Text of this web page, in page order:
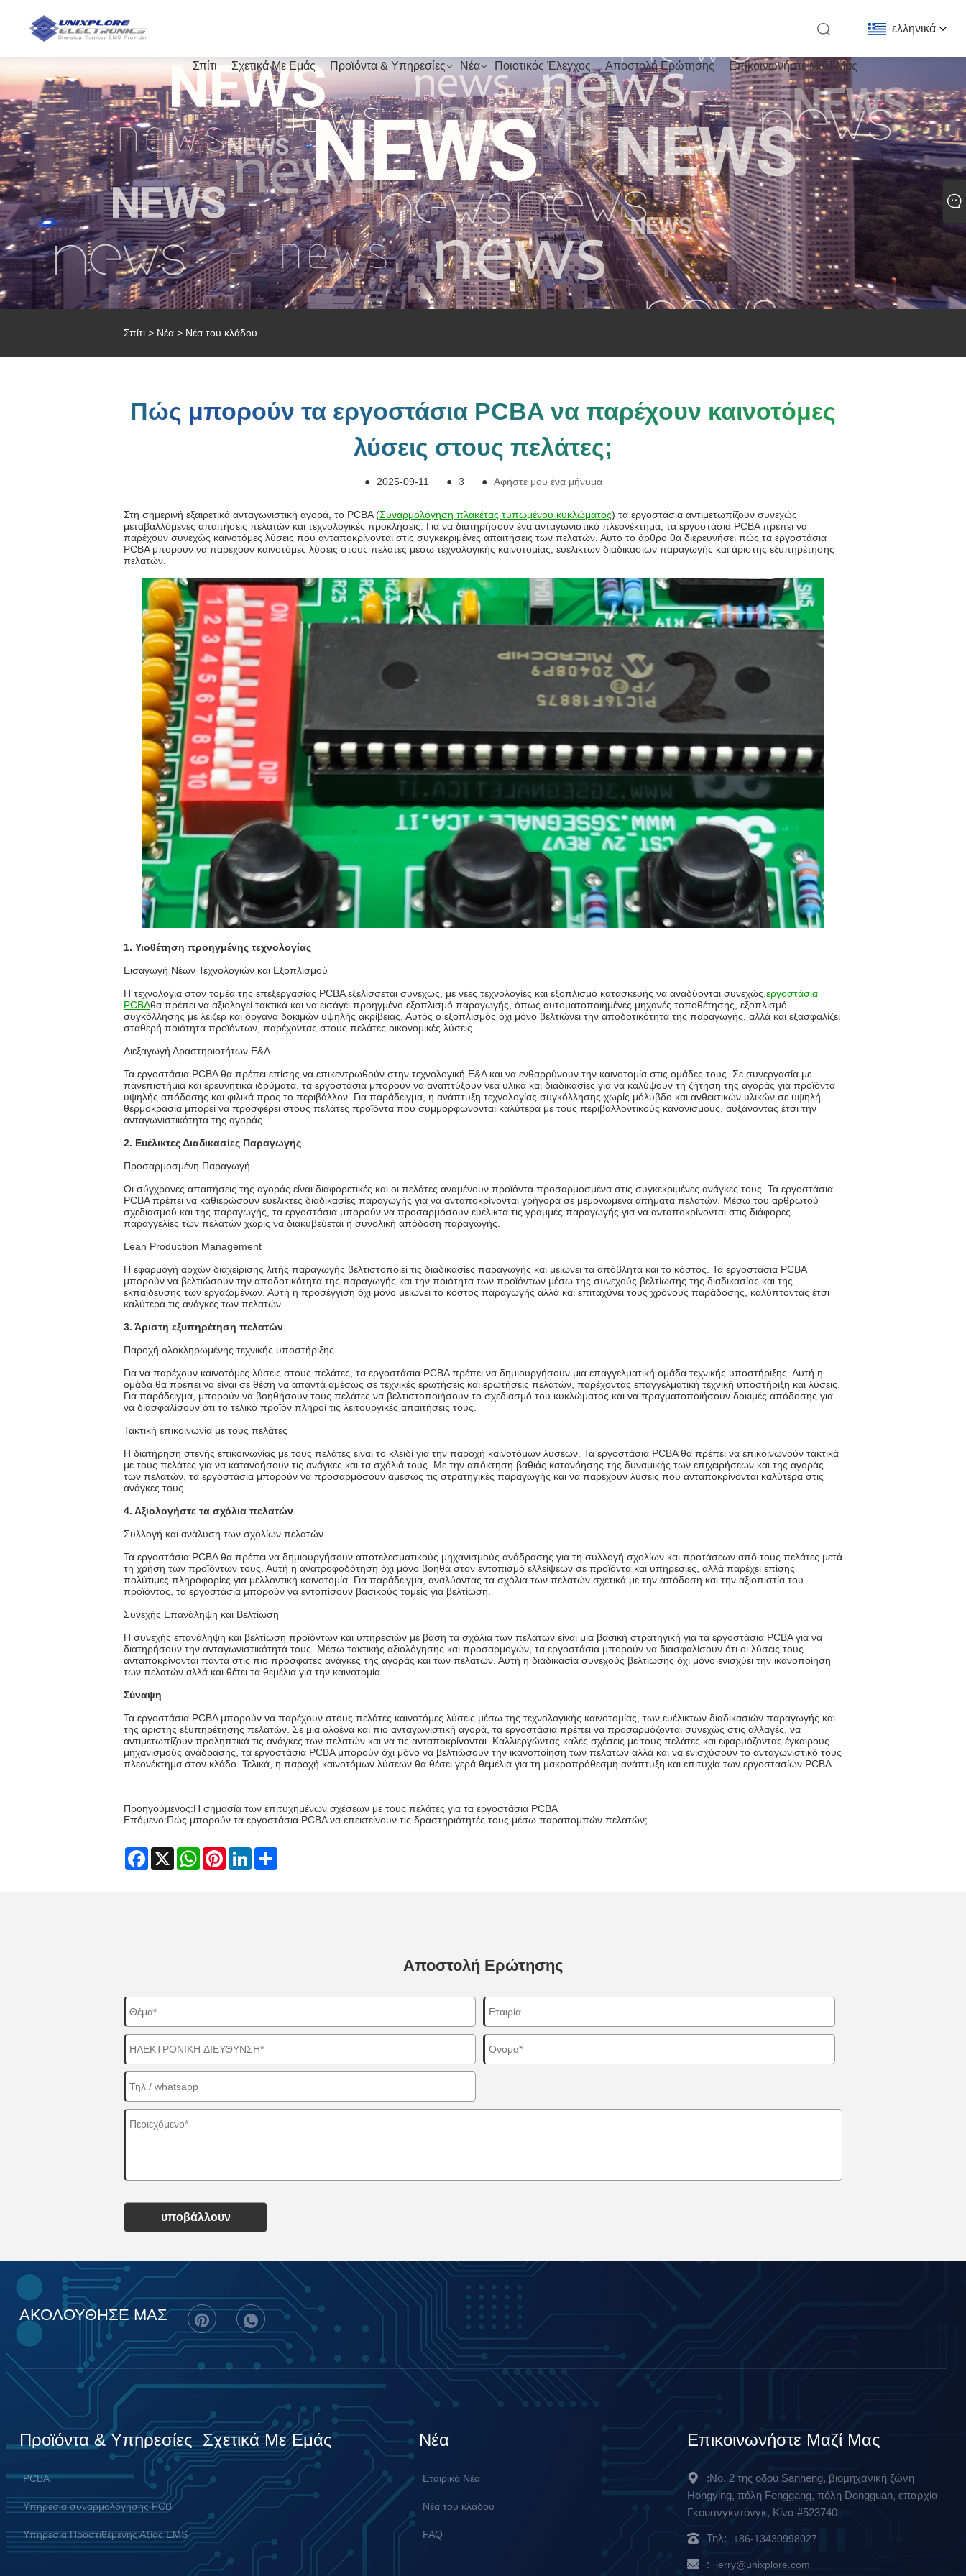
ελληνικά
Σπίτι Σχετικά Με Εμάς Προϊόντα & Υπηρεσίες Νέα Ποιοτικός Έλεγχος Αποστολή Ερώτησης Επικοινωνήστε Μαζί Μας
Σπίτι > Νέα > Νέα του κλάδου
Πώς μπορούν τα εργοστάσια PCBA να παρέχουν καινοτόμες
λύσεις στους πελάτες;
● 2025-09-11 ● 3 ● Αφήστε μου ένα μήνυμα
Στη σημερινή εξαιρετικά ανταγωνιστική αγορά, το PCBA (Συναρμολόγηση πλακέτας τυπωμένου κυκλώματος) τα εργοστάσια αντιμετωπίζουν συνεχώς
μεταβαλλόμενες απαιτήσεις πελατών και τεχνολογικές προκλήσεις. Για να διατηρήσουν ένα ανταγωνιστικό πλεονέκτημα, τα εργοστάσια PCBA πρέπει να
παρέχουν συνεχώς καινοτόμες λύσεις που ανταποκρίνονται στις συγκεκριμένες απαιτήσεις των πελατών. Αυτό το άρθρο θα διερευνήσει πώς τα εργοστάσια
PCBA μπορούν να παρέχουν καινοτόμες λύσεις στους πελάτες μέσω τεχνολογικής καινοτομίας, ευέλικτων διαδικασιών παραγωγής και άριστης εξυπηρέτησης
πελατών.
1. Υιοθέτηση προηγμένης τεχνολογίας
Εισαγωγή Νέων Τεχνολογιών και Εξοπλισμού
Η τεχνολογία στον τομέα της επεξεργασίας PCBA εξελίσσεται συνεχώς, με νέες τεχνολογίες και εξοπλισμό κατασκευής να αναδύονται συνεχώς. εργοστάσια
PCBAθα πρέπει να αξιολογεί τακτικά και να εισάγει προηγμένο εξοπλισμό παραγωγής, όπως αυτοματοποιημένες μηχανές τοποθέτησης, εξοπλισμό
συγκόλλησης με λέιζερ και όργανα δοκιμών υψηλής ακρίβειας. Αυτός ο εξοπλισμός όχι μόνο βελτιώνει την αποδοτικότητα της παραγωγής, αλλά και εξασφαλίζει
σταθερή ποιότητα προϊόντων, παρέχοντας στους πελάτες οικονομικές λύσεις.
Διεξαγωγή Δραστηριοτήτων Ε&Α
Τα εργοστάσια PCBA θα πρέπει επίσης να επικεντρωθούν στην τεχνολογική Ε&Α και να ενθαρρύνουν την καινοτομία στις ομάδες τους. Σε συνεργασία με
πανεπιστήμια και ερευνητικά ιδρύματα, τα εργοστάσια μπορούν να αναπτύξουν νέα υλικά και διαδικασίες για να καλύψουν τη ζήτηση της αγοράς για προϊόντα
υψηλής απόδοσης και φιλικά προς το περιβάλλον. Για παράδειγμα, η ανάπτυξη τεχνολογίας συγκόλλησης χωρίς μόλυβδο και ανθεκτικών υλικών σε υψηλή
θερμοκρασία μπορεί να προσφέρει στους πελάτες προϊόντα που συμμορφώνονται καλύτερα με τους περιβαλλοντικούς κανονισμούς, αυξάνοντας έτσι την
ανταγωνιστικότητα της αγοράς.
2. Ευέλικτες Διαδικασίες Παραγωγής
Προσαρμοσμένη Παραγωγή
Οι σύγχρονες απαιτήσεις της αγοράς είναι διαφορετικές και οι πελάτες αναμένουν προϊόντα προσαρμοσμένα στις συγκεκριμένες ανάγκες τους. Τα εργοστάσια
PCBA πρέπει να καθιερώσουν ευέλικτες διαδικασίες παραγωγής για να ανταποκρίνονται γρήγορα σε μεμονωμένα αιτήματα πελατών. Μέσω του αρθρωτού
σχεδιασμού και της παραγωγής, τα εργοστάσια μπορούν να προσαρμόσουν ευέλικτα τις γραμμές παραγωγής για να ανταποκρίνονται στις διάφορες
παραγγελίες των πελατών χωρίς να διακυβεύεται η συνολική απόδοση παραγωγής.
Lean Production Management
Η εφαρμογή αρχών διαχείρισης λιτής παραγωγής βελτιστοποιεί τις διαδικασίες παραγωγής και μειώνει τα απόβλητα και το κόστος. Τα εργοστάσια PCBA
μπορούν να βελτιώσουν την αποδοτικότητα της παραγωγής και την ποιότητα των προϊόντων μέσω της συνεχούς βελτίωσης της διαδικασίας και της
εκπαίδευσης των εργαζομένων. Αυτή η προσέγγιση όχι μόνο μειώνει το κόστος παραγωγής αλλά και επιταχύνει τους χρόνους παράδοσης, καλύπτοντας έτσι
καλύτερα τις ανάγκες των πελατών.
3. Άριστη εξυπηρέτηση πελατών
Παροχή ολοκληρωμένης τεχνικής υποστήριξης
Για να παρέχουν καινοτόμες λύσεις στους πελάτες, τα εργοστάσια PCBA πρέπει να δημιουργήσουν μια επαγγελματική ομάδα τεχνικής υποστήριξης. Αυτή η
ομάδα θα πρέπει να είναι σε θέση να απαντά αμέσως σε τεχνικές ερωτήσεις και ερωτήσεις πελατών, παρέχοντας επαγγελματική τεχνική υποστήριξη και λύσεις.
Για παράδειγμα, μπορούν να βοηθήσουν τους πελάτες να βελτιστοποιήσουν το σχεδιασμό του κυκλώματος και να πραγματοποιήσουν δοκιμές απόδοσης για
να διασφαλίσουν ότι το τελικό προϊόν πληροί τις λειτουργικές απαιτήσεις τους.
Τακτική επικοινωνία με τους πελάτες
Η διατήρηση στενής επικοινωνίας με τους πελάτες είναι το κλειδί για την παροχή καινοτόμων λύσεων. Τα εργοστάσια PCBA θα πρέπει να επικοινωνούν τακτικά
με τους πελάτες για να κατανοήσουν τις ανάγκες και τα σχόλιά τους. Με την απόκτηση βαθιάς κατανόησης της δυναμικής των επιχειρήσεων και της αγοράς
των πελατών, τα εργοστάσια μπορούν να προσαρμόσουν αμέσως τις στρατηγικές παραγωγής και να παρέχουν λύσεις που ανταποκρίνονται καλύτερα στις
ανάγκες τους.
4. Αξιολογήστε τα σχόλια πελατών
Συλλογή και ανάλυση των σχολίων πελατών
Τα εργοστάσια PCBA θα πρέπει να δημιουργήσουν αποτελεσματικούς μηχανισμούς ανάδρασης για τη συλλογή σχολίων και προτάσεων από τους πελάτες μετά
τη χρήση των προϊόντων τους. Αυτή η ανατροφοδότηση όχι μόνο βοηθά στον εντοπισμό ελλείψεων σε προϊόντα και υπηρεσίες, αλλά παρέχει επίσης
πολύτιμες πληροφορίες για μελλοντική καινοτομία. Για παράδειγμα, αναλύοντας τα σχόλια των πελατών σχετικά με την απόδοση και την αξιοπιστία του
προϊόντος, τα εργοστάσια μπορούν να εντοπίσουν βασικούς τομείς για βελτίωση.
Συνεχής Επανάληψη και Βελτίωση
Η συνεχής επανάληψη και βελτίωση προϊόντων και υπηρεσιών με βάση τα σχόλια των πελατών είναι μια βασική στρατηγική για τα εργοστάσια PCBA για να
διατηρήσουν την ανταγωνιστικότητά τους. Μέσω τακτικής αξιολόγησης και προσαρμογών, τα εργοστάσια μπορούν να διασφαλίσουν ότι οι λύσεις τους
ανταποκρίνονται πάντα στις πιο πρόσφατες ανάγκες της αγοράς και των πελατών. Αυτή η διαδικασία συνεχούς βελτίωσης όχι μόνο ενισχύει την ικανοποίηση
των πελατών αλλά και θέτει τα θεμέλια για την καινοτομία.
Σύναψη
Τα εργοστάσια PCBA μπορούν να παρέχουν στους πελάτες καινοτόμες λύσεις μέσω της τεχνολογικής καινοτομίας, των ευέλικτων διαδικασιών παραγωγής και
της άριστης εξυπηρέτησης πελατών. Σε μια ολοένα και πιο ανταγωνιστική αγορά, τα εργοστάσια πρέπει να προσαρμόζονται συνεχώς στις αλλαγές, να
αντιμετωπίζουν προληπτικά τις ανάγκες των πελατών και να τις ανταποκρίνονται. Καλλιεργώντας καλές σχέσεις με τους πελάτες και εφαρμόζοντας έγκαιρους
μηχανισμούς ανάδρασης, τα εργοστάσια PCBA μπορούν όχι μόνο να βελτιώσουν την ικανοποίηση των πελατών αλλά και να ενισχύσουν το ανταγωνιστικό τους
πλεονέκτημα στον κλάδο. Τελικά, η παροχή καινοτόμων λύσεων θα θέσει γερά θεμέλια για τη μακροπρόθεσμη ανάπτυξη και επιτυχία των εργοστασίων PCBA.
Προηγούμενος:Η σημασία των επιτυχημένων σχέσεων με τους πελάτες για τα εργοστάσια PCBA
Επόμενο:Πώς μπορούν τα εργοστάσια PCBA να επεκτείνουν τις δραστηριότητές τους μέσω παραπομπών πελατών;
Facebook
X WhatsAppPinterestLinkedIn
Αποστολή Ερώτησης
υποβάλλουν
ΑΚΟΛΟΥΘΗΣΕ ΜΑΣ
Προϊόντα & Υπηρεσίες
PCBA
Υπηρεσία συναρμολόγησης PCB
Υπηρεσία Προστιθέμενης Αξίας EMS
Σχετικά Με Εμάς Νέα
Εταιρικά Νέα
Νέα του κλάδου
FAQ
Επικοινωνήστε Μαζί Μας
:Νο. 2 της οδού Sanheng, βιομηχανική ζώνη
Hongying, πόλη Fenggang, πόλη Dongguan, επαρχία
Γκουανγκντόνγκ, Κίνα #523740
Τηλ: +86-13430998027
: jerry@unixplore.com